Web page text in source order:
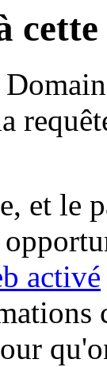
et le
activé